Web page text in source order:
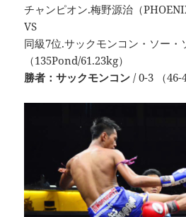
チャンピオン.梅野源治（
VS
同級7位.サックモンコン・ソー・
（135Pond/61.23kg）
勝者：サックモンコン / 0-3 （46-